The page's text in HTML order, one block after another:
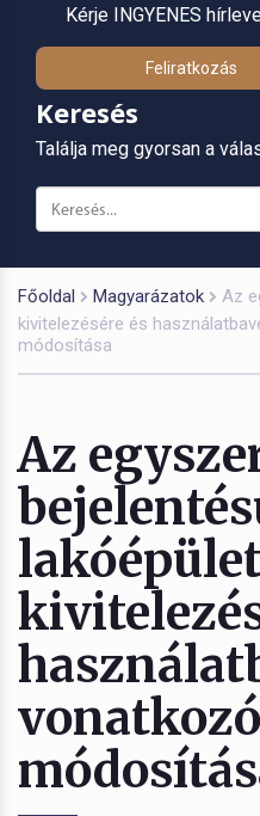
Kérje INGYENES
Feliratkozás
Keresés
Találja meg gyorsan a
Főoldal Magyarázatok
Az
kivitelezésére és
módosítása
Az